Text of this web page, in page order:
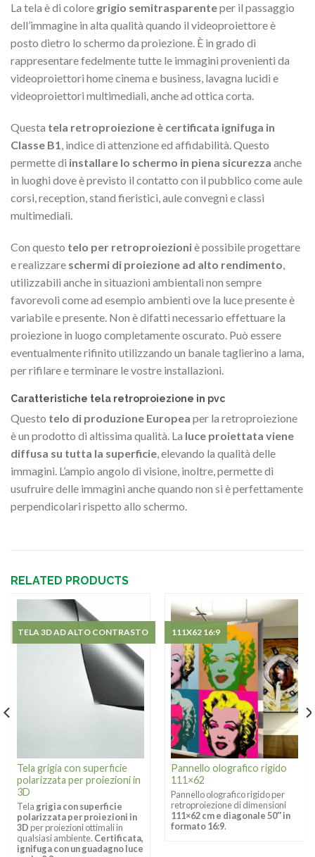
La tela è di colore grigio semitrasparenteper il passaggio
dell’immagine in alta qualità quando il videoproiettore è
posto dietro lo schermo da proiezione. È in grado di
rappresentare fedelmente tutte le immagini provenienti da
videoproiettori home cinema e business, lavagna lucidi e
videoproiettori multimediali, anche ad ottica corta.
Questa tela retroproiezione è certificata ignifuga in
Classe B1, indice di attenzione ed affidabilità. Questo
permette di installare lo schermo in piena sicurezza anche
in luoghi dove è previsto il contatto con il pubblico come aule
corsi, reception, stand fieristici, aule convegni e classi
multimediali.
Con questo telo per retroproiezioniè possibile progettare
e realizzare schermi di proiezione ad alto rendimento,
utilizzabili anche in situazioni ambientali non sempre
favorevoli come ad esempio ambienti ove la luce presente è
variabile e presente. Non è difatti necessario effettuare la
proiezione in luogo completamente oscurato. Può essere
eventualmente rifinito utilizzando un banale taglierino a lama,
per rifilare e terminare le vostre installazioni.
Caratteristiche tela retroproiezione in pvc
Questo telo di produzione Europea per la retroproiezione
è un prodotto di altissima qualità. La luce proiettata viene
diffusa su tutta la superficie, elevando la qualità delle
immagini. L’ampio angolo di visione, inoltre, permette di
usufruire delle immagini anche quando non si è perfettamente
perpendicolari rispetto allo schermo.
RELATED PRODUCTS
Tela grigia con superficie
polarizzata per proiezioni in
3D
Tela grigia con superficie
polarizzata per proiezioni in
3Dper proiezioni ottimali in
qualsiasi ambiente. Certificata,
ignifuga con un guadagno luce
TELA 3D AD ALTO CONTRASTO
Pannello olografico rigido
111×62
Pannello olografico rigido per
retroproiezione di dimensioni
111×62 cm e diagonale 50″ in
formato 16:9.
111X62 16:9